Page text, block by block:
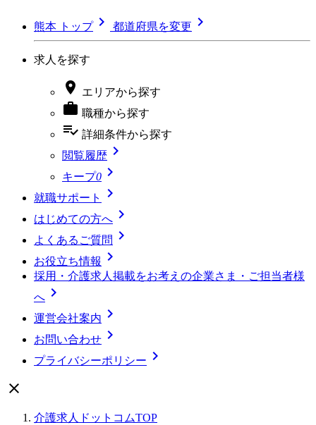
熊本 トップ 都道府県を変更 
求人を探す
 エリアから探す
 職種から探す
playlist_add_check 詳細条件から探す
閲覧履歴 
キープ0 
就職サポート 
はじめての方へ 
よくあるご質問 
お役立ち情報 
採用・介護求人掲載をお考えの企業さま・ご担当者様
へ 
運営会社案内 
お問い合わせ 
プライバシーポリシー 

介護求人ドットコムTOP